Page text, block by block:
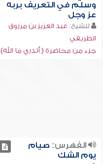
وسلم في التعريف بربه
عز وجل
للشيخ: عبد العزيز بن مرزوق
الطريفي
جزء من محاضرة ( أتدري ما الله)
الفهرس: صيام
يوم الشك